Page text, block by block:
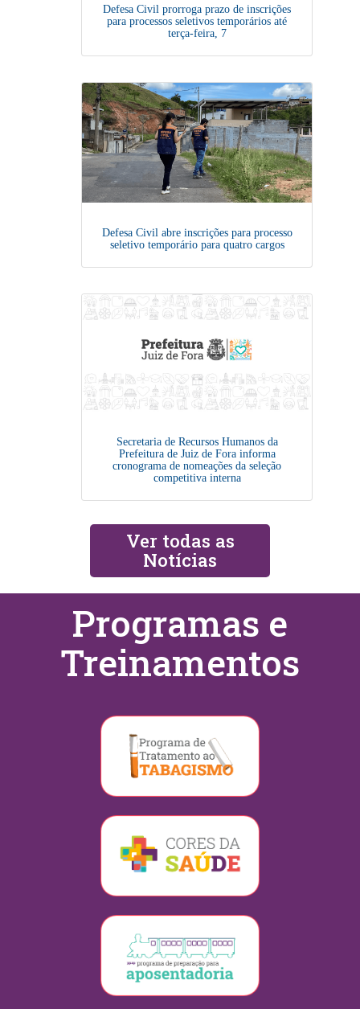
Defesa Civil prorroga prazo de inscrições
para processos seletivos temporários até
terça-feira, 7
Defesa Civil abre inscrições para processo
seletivo temporário para quatro cargos
Secretaria de Recursos Humanos da
Prefeitura de Juiz de Fora informa
cronograma de nomeações da seleção
competitiva interna
Ver todas as
Notícias
Programas e
Treinamentos